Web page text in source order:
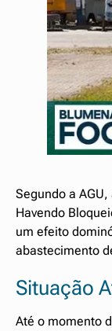
Segundo a
Havendo
um efeito
abastecimento
Situação
Até o momento